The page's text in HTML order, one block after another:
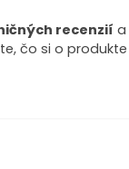
recenzií a
čo si o